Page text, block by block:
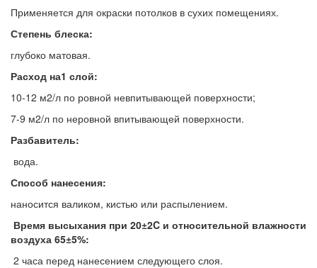
Применяется для окраски потолков в сухих помещениях.
Степень блеска:
глубоко матовая.
Расход на1 слой:
10-12 м2/л по ровной невпитывающей поверхности;
7-9 м2/л по неровной впитывающей поверхности.
Разбавитель:
вода.
Способ нанесения:
наносится валиком, кистью или распылением.
Время высыхания при 20±2C и относительной влажности
воздуха 65±5%:
2 часа перед нанесением следующего слоя.